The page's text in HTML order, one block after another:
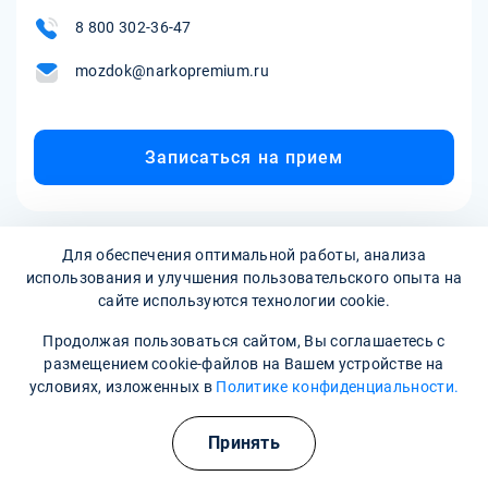
8 800 302-36-47
mozdok@narkopremium.ru
Записаться на прием
Наркологическая клиника:опытные врачи, хорошие
условия и гарантия анонимности
Свяжитесь с нами
Для обеспечения оптимальной работы, анализа
использования и улучшения пользовательского опыта на
сайте используются технологии cookie.
Продолжая пользоваться сайтом, Вы соглашаетесь с
размещением cookie-файлов на Вашем устройстве на
условиях, изложенных в Политике конфиденциальности.
Принять